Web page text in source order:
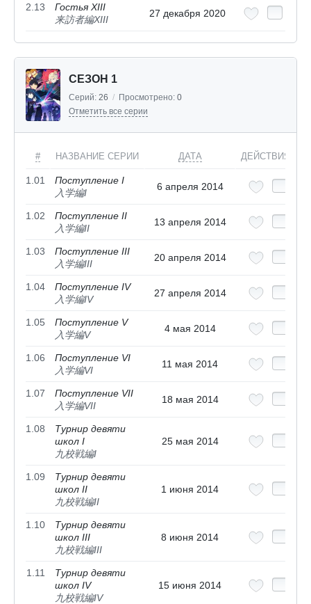
2.13
Гостья XIII
来訪者編XIII
27 декабря 2020
СЕЗОН 1
Серий: 26 / Просмотрено: 0
Отметить все серии
# НАЗВАНИЕ СЕРИИ ДАТА ДЕЙСТВИЯ
1.01
Поступление I
入学編I
6 апреля 2014
1.02
Поступление II
入学編II
13 апреля 2014
1.03
Поступление III
入学編III
20 апреля 2014
1.04
Поступление IV
入学編IV
27 апреля 2014
1.05
Поступление V
入学編V
4 мая 2014
1.06
Поступление VI
入学編VI
11 мая 2014
1.07
Поступление VII
入学編VII
18 мая 2014
1.08
Турнир девяти
школ I
九校戦編I
25 мая 2014
1.09
Турнир девяти
школ II
九校戦編II
1 июня 2014
1.10
Турнир девяти
школ III
九校戦編III
8 июня 2014
1.11
Турнир девяти
школ IV
九校戦編IV
15 июня 2014